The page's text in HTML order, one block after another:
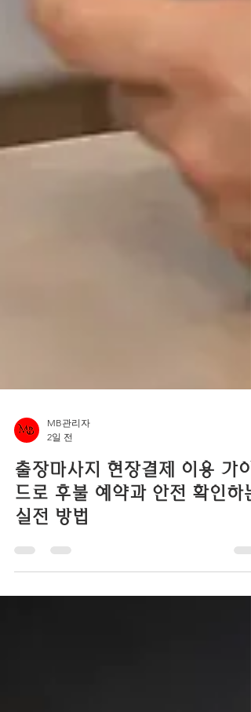
2일 전
출장마사지 현장결제 이용 가이
드로 후불 예약과 안전 확인하는
실전 방법